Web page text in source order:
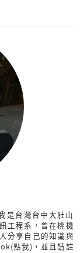
是台灣台中大肚山
工程系，曾在桃機
分享自己的知識與
點我) ，並且請註